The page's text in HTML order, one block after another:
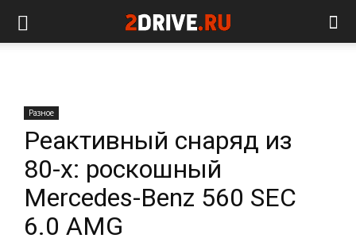
Разное
Реактивный снаряд из
80-х: роскошный
Mercedes-Benz 560 SEC
6.0 AMG